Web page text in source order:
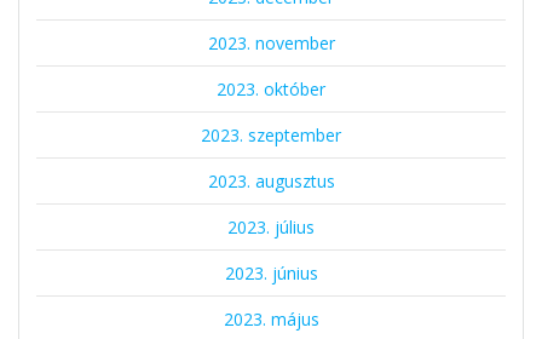
2023. november
2023. október
2023. szeptember
2023. augusztus
2023. július
2023. június
2023. május